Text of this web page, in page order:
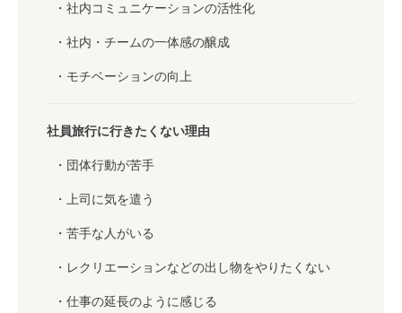
社内コミュニケーションの活性化
社内・チームの一体感の醸成
モチベーションの向上
社員旅行に行きたくない理由
団体行動が苦手
上司に気を遣う
苦手な人がいる
レクリエーションなどの出し物をやりたくない
仕事の延長のように感じる